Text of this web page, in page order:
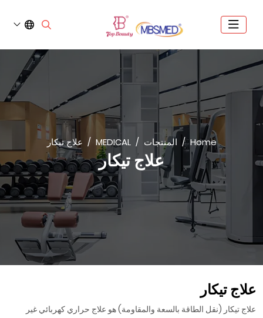
Home المنتجات MEDICAL علاج تيكار
علاج تيكار
علاج تيكار
علاج تيكار (نقل الطاقة بالسعة والمقاومة) هو علاج حراري كهربائي غير